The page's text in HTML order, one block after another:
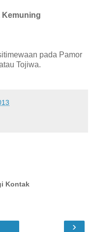
Kemuning
pada Pamor
Tojiwa.
Kontak
›